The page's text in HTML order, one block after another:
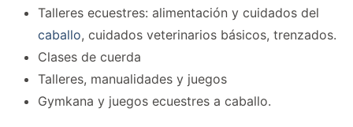
Talleres ecuestres: alimentación y cuidados del
caballo, cuidados veterinarios básicos, trenzados.
Clases de cuerda
Talleres, manualidades y juegos
‍Gymkana y juegos ecuestres a caballo.